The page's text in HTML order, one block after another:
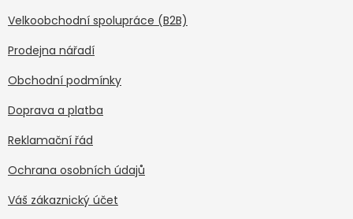
Velkoobchodní spolupráce (B2B)
Prodejna nářadí
Obchodní podmínky
Doprava a platba
Reklamační řád
Ochrana osobních údajů
Váš zákaznický účet